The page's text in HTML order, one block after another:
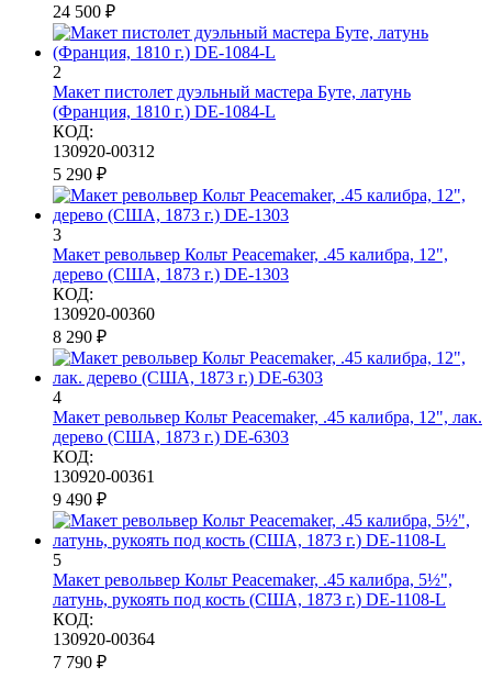
24 500 ₽
2
Макет пистолет дуэльный мастера Буте, латунь
(Франция, 1810 г.) DE-1084-L
КОД:
130920-00312
5 290 ₽
3
Макет револьвер Кольт Peacemaker, .45 калибра, 12",
дерево (США, 1873 г.) DE-1303
КОД:
130920-00360
8 290 ₽
4
Макет револьвер Кольт Peacemaker, .45 калибра, 12", лак.
дерево (США, 1873 г.) DE-6303
КОД:
130920-00361
9 490 ₽
5
Макет револьвер Кольт Peacemaker, .45 калибра, 5½",
латунь, рукоять под кость (США, 1873 г.) DE-1108-L
КОД:
130920-00364
7 790 ₽